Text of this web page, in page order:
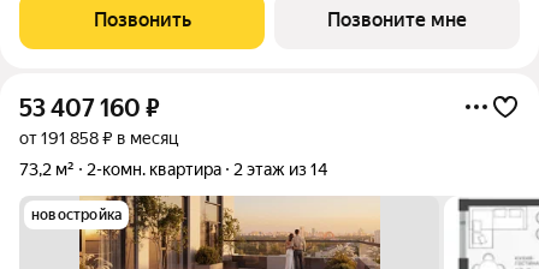
западе Москвы от специализированного застройщика
«Сияние». Комплекс расположен
Позвонить Позвоните мне
53 407 160 ₽
от 191 858 ₽ в месяц
73,2 м²
2-комн. квартира 2 этаж из 14
новостройка